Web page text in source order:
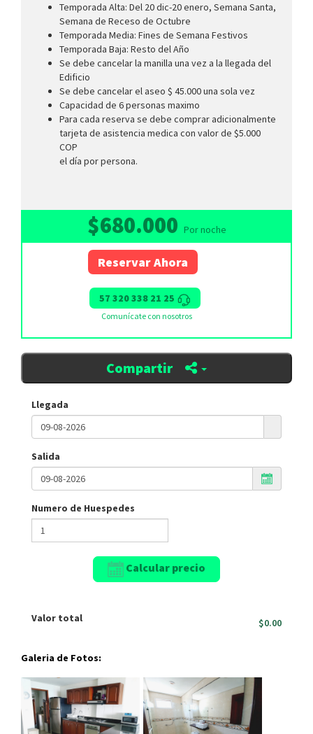
Temporada Alta: Del 20 dic-20 enero, Semana Santa,
Semana de Receso de Octubre
Temporada Media: Fines de Semana Festivos
Temporada Baja: Resto del Año
Se debe cancelar la manilla una vez a la llegada del
Edificio
Se debe cancelar el aseo $ 45.000 una sola vez
Capacidad de 6 personas maximo
Para cada reserva se debe comprar adicionalmente
tarjeta de asistencia medica con valor de $5.000
COP
el día por persona.
$680.000 Por noche
Reservar Ahora
57 320 338 21 25
Comunícate con nosotros
Compartir
Llegada
Salida
Numero de Huespedes
Calcular precio
Valor total $0.00
Galeria de Fotos: